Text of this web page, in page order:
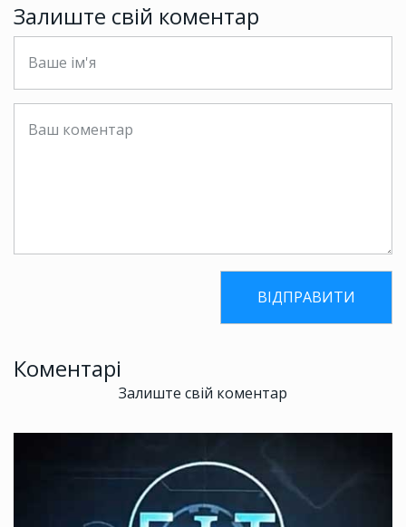
Залиште свій коментар
Коментарі
Залиште свій коментар